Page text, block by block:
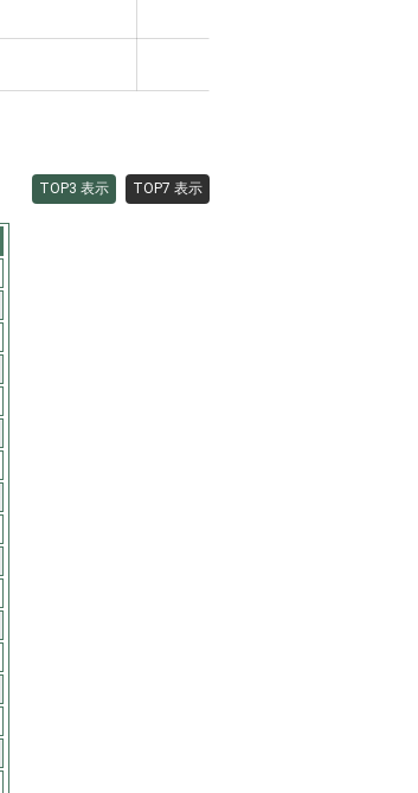
TOP3 表示 TOP7 表示